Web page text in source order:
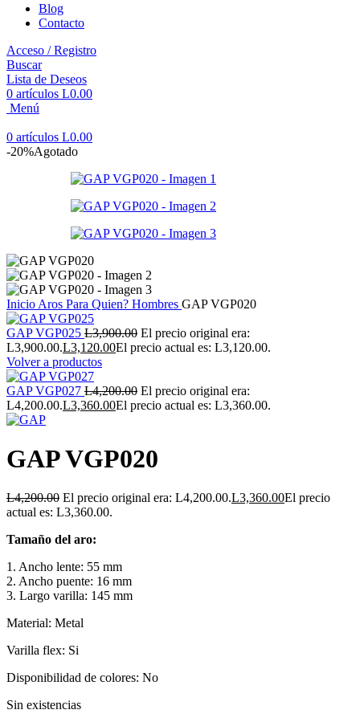
Blog
Contacto
Acceso / Registro
Buscar
Lista de Deseos
0 artículos L0.00
Menú
0 artículos L0.00
-20%Agotado
Inicio Aros Para Quien? Hombres GAP VGP020
GAP VGP025 L3,900.00 El precio original era:
L3,900.00.L3,120.00El precio actual es: L3,120.00.
Volver a productos
GAP VGP027 L4,200.00 El precio original era:
L4,200.00.L3,360.00El precio actual es: L3,360.00.
GAP VGP020
L4,200.00 El precio original era: L4,200.00.L3,360.00El precio
actual es: L3,360.00.
Tamaño del aro:
1. Ancho lente: 55 mm
2. Ancho puente: 16 mm
3. Largo varilla: 145 mm
Material: Metal
Varilla flex: Si
Disponibilidad de colores: No
Sin existencias